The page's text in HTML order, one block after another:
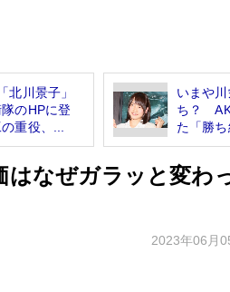
北川景子」
のHPに登
重役、...
いまや
ち？
た「勝ち
はなぜガラッと変わ
2023年06月